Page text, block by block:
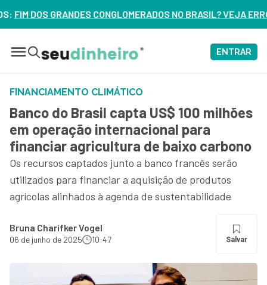
NO BRASIL? VEJA ERROS DE 3 DELES – ASSISTA
ENTRAR
FINANCIAMENTO CLIMÁTICO
Banco do Brasil capta US$ 100 milhões
em operação internacional para
financiar agricultura de baixo carbono
Os recursos captados junto a banco francês serão
utilizados para financiar a aquisição de produtos
agrícolas alinhados à agenda de sustentabilidade
Bruna Charifker Vogel
06 de junho de 2025 10:47 Salvar